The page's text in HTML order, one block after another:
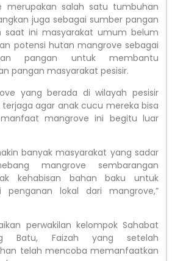
merupakan salah satu tumbuhan
juga sebagai sumber pangan
saat ini masyarakat umum belum
potensi hutan mangrove sebagai
pangan untuk membantu
pangan masyarakat pesisir.
yang berada di wilayah pesisir
agar anak cucu mereka bisa
mangrove ini begitu luar
banyak masyarakat yang sadar
mangrove sembarangan
kehabisan bahan baku untuk
penganan lokal dari mangrove,”
perwakilan kelompok Sahabat
Batu, Faizah yang setelah
telah mencoba memanfaatkan